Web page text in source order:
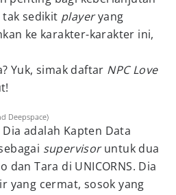
tak sedikit playeryang
ke karakter-karakter ini,
Yuk, simak daftar NPC Love
Deepspace)
adalah Kapten Data
supervisoruntuk dua
dan Tara di UNICORNS. Dia
yang cermat, sosok yang